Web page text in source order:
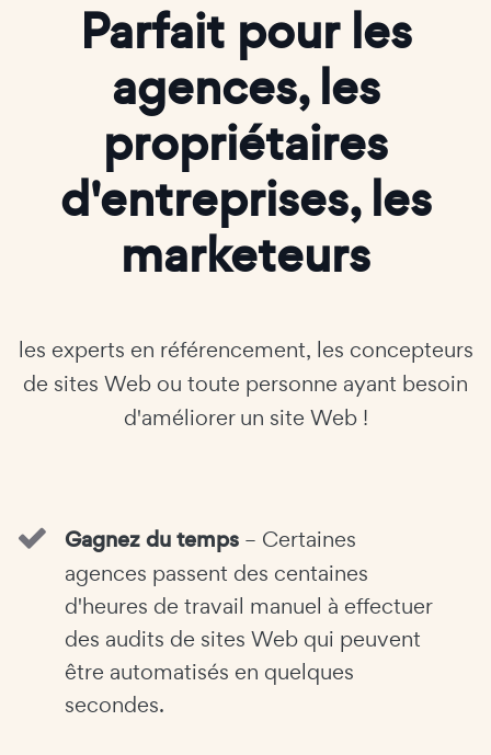
Parfait pour les
agences, les
propriétaires
d'entreprises, les
marketeurs
les experts en référencement, les concepteurs
de sites Web ou toute personne ayant besoin
d'améliorer un site Web !
Gagnez du temps – Certaines
agences passent des centaines
d'heures de travail manuel à effectuer
des audits de sites Web qui peuvent
être automatisés en quelques
secondes.